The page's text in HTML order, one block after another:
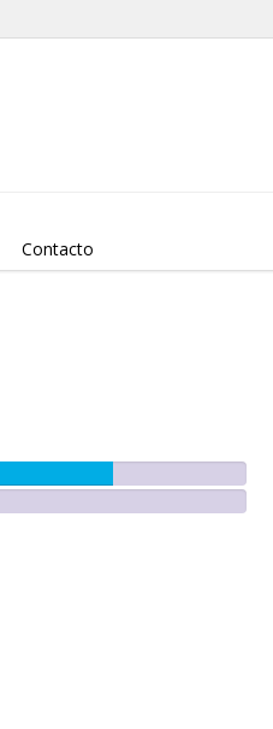
Contacto